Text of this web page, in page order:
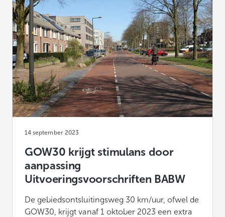
14 september 2023
GOW30 krijgt stimulans door
aanpassing
Uitvoeringsvoorschriften BABW
De gebiedsontsluitingsweg 30 km/uur, ofwel de
GOW30, krijgt vanaf 1 oktober 2023 een extra